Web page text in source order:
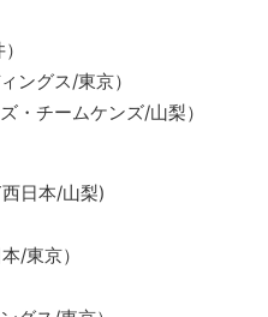
ングス/東京）
・チームケンズ/山梨）
日本/山梨)
/東京）